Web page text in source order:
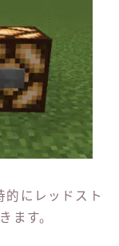
的にレッドスト
ます。